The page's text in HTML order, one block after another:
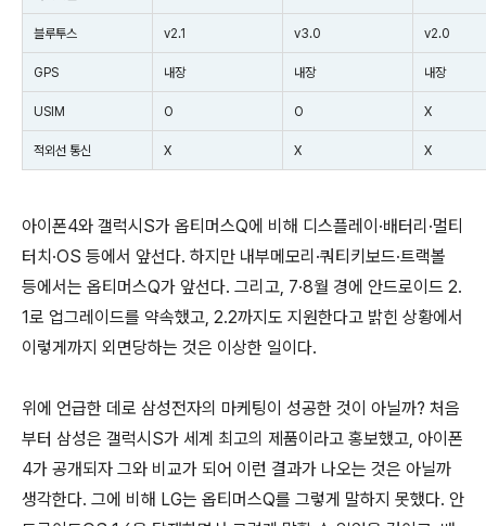
블루투스 v2.1 v3.0 v2.0
GPS 내장 내장 내장
USIM O O X
적외선 통신 X X X
아이폰4와 갤럭시S가 옵티머스Q에 비해 디스플레이·배터리·멀티
터치·OS 등에서 앞선다. 하지만 내부메모리·쿼티키보드·트랙볼
등에서는 옵티머스Q가 앞선다. 그리고, 7·8월 경에 안드로이드 2.
1로 업그레이드를 약속했고, 2.2까지도 지원한다고 밝힌 상황에서
이렇게까지 외면당하는 것은 이상한 일이다.
위에 언급한 데로 삼성전자의 마케팅이 성공한 것이 아닐까? 처음
부터 삼성은 갤럭시S가 세계 최고의 제품이라고 홍보했고, 아이폰
4가 공개되자 그와 비교가 되어 이런 결과가 나오는 것은 아닐까
생각한다. 그에 비해 LG는 옵티머스Q를 그렇게 말하지 못했다. 안